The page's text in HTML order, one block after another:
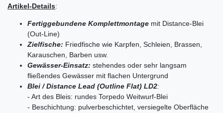
Artikel-Details:
Fertiggebundene Komplettmontage mit Distance-Blei
(Out-Line)
Zielfische: Friedfische wie Karpfen, Schleien, Brassen,
Karauschen, Barben usw.
Gewässer-Einsatz: stehendes oder sehr langsam
fließendes Gewässer mit flachen Untergrund
Blei / Distance Lead (Outline Flat) LD2:
- Art des Bleis: rundes Torpedo Weitwurf-Blei
- Beschichtung: pulverbeschichtet, versiegelte Oberfläche